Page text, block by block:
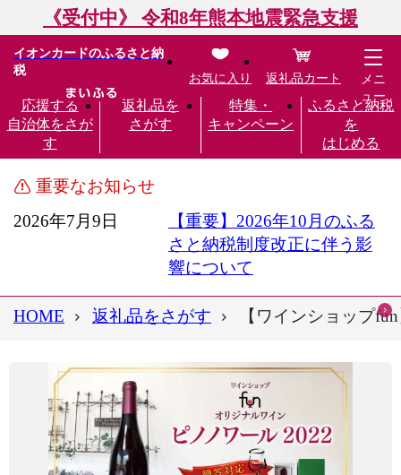
《受付中》 令和8年熊本地震緊急支援
イオンカードのふるさと納
税
応援する
自治体をさが
す
返礼品を
さがす
特集・
キャンペーン
ふるさと納税
を
はじめる
お気に入り 返礼品カート
メニ
ュー
重要なお知らせ
2026年7月9日
【重要】2026年10月のふる
さと納税制度改正に伴う影
響について
HOME 返礼品をさがす 【ワインショップ